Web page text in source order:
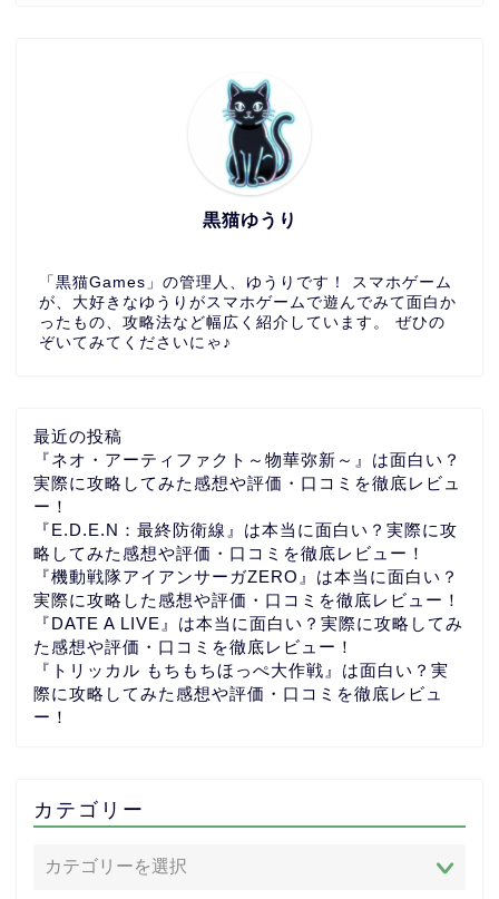
黒猫ゆうり
「黒猫Games」の管理人、ゆうりです！ スマホゲーム
が、大好きなゆうりがスマホゲームで遊んでみて面白か
ったもの、攻略法など幅広く紹介しています。 ぜひの
ぞいてみてくださいにゃ♪
最近の投稿
『ネオ・アーティファクト～物華弥新～』は面白い？
実際に攻略してみた感想や評価・口コミを徹底レビュ
ー！
『E.D.E.N：最終防衛線』は本当に面白い？実際に攻
略してみた感想や評価・口コミを徹底レビュー！
『機動戦隊アイアンサーガZERO』は本当に面白い？
実際に攻略した感想や評価・口コミを徹底レビュー！
『DATE A LIVE』は本当に面白い？実際に攻略してみ
た感想や評価・口コミを徹底レビュー！
『トリッカル もちもちほっぺ大作戦』は面白い？実
際に攻略してみた感想や評価・口コミを徹底レビュ
ー！
カテゴリー